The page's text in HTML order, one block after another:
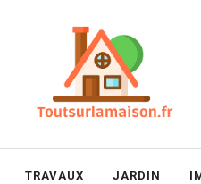
TRAVAUX JARDIN